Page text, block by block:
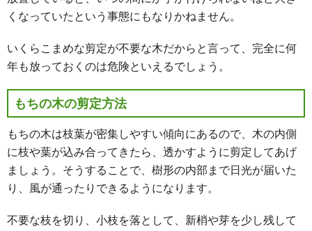
くなっていたという事態にもなりかねません。
いくらこまめな剪定が不要な木だからと言って、完全に何
年も放っておくのは危険といえるでしょう。
もちの木の剪定方法
もちの木は枝葉が密集しやすい傾向にあるので、木の内側
に枝や葉が込み合ってきたら、透かすように剪定してあげ
ましょう。そうすることで、樹形の内部まで日光が届いた
り、風が通ったりできるようになります。
不要な枝を切り、小枝を落として、新梢や芽を少し残して